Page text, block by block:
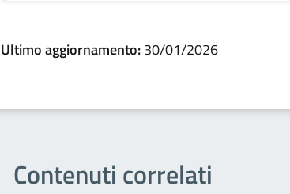
Ultimo aggiornamento:30/01/2026
Contenuti correlati